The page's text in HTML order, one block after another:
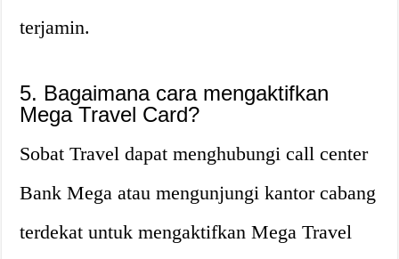
terjamin.
5. Bagaimana cara mengaktifkan
Mega Travel Card?
Sobat Travel dapat menghubungi call center
Bank Mega atau mengunjungi kantor cabang
terdekat untuk mengaktifkan Mega Travel